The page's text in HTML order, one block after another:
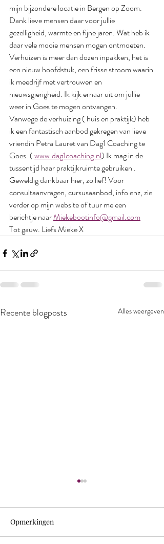
mijn bijzondere locatie in Bergen op Zoom.
Dank lieve mensen daar voor jullie
gezelligheid, warmte en fijne jaren. Wat heb ik
daar vele mooie mensen mogen ontmoeten.
Verhuizen is meer dan dozen inpakken, het is
een nieuw hoofdstuk, een frisse stroom waarin
ik meedrijf met vertrouwen en
nieuwsgierigheid. Ik kijk ernaar uit om jullie
weer in Goes te mogen ontvangen.
Vanwege de verhuizing ( huis en praktijk) heb
ik een fantastisch aanbod gekregen van lieve
vriendin Petra Lauret van Dag1 Coaching te
Goes. ( www.dag1coaching.nl) Ik mag in de
tussentijd haar praktijkruimte gebruiken .
Geweldig dankbaar hier, zo lief! Voor
consultaanvragen, cursusaanbod, info enz, zie
verder op mijn website of tuur me een
berichtje naar Miekebootinfo@gmail.com
Tot gauw. Liefs Mieke X
Recente blogposts Alles weergeven
Vakantie **
Opmerkingen